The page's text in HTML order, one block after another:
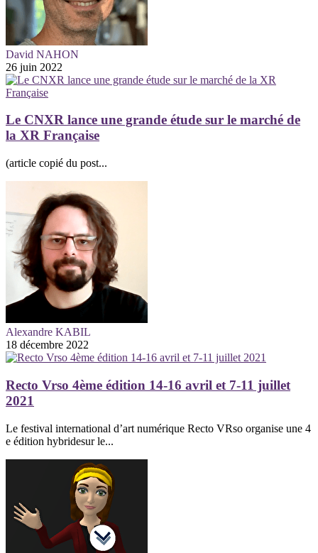
David NAHON
26 juin 2022
Le CNXR lance une grande étude sur le marché de
la XR Française
(article copié du post...
Alexandre KABIL
18 décembre 2022
Recto Vrso 4ème édition 14-16 avril et 7-11 juillet
2021
Le festival international d’art numérique Recto VRso organise une 4
e édition hybridesur le...